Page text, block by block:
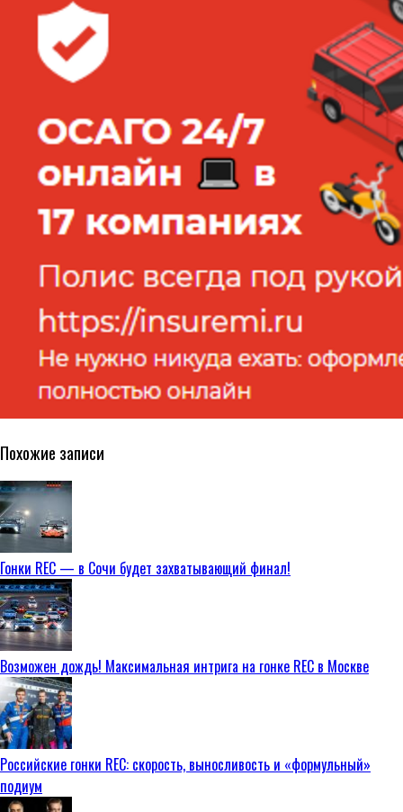
Похожие записи
Гонки REC — в Сочи будет захватывающий финал!
Возможен дождь! Максимальная интрига на гонке REC в Москве
Российские гонки REC: скорость, выносливость и «формульный»
подиум